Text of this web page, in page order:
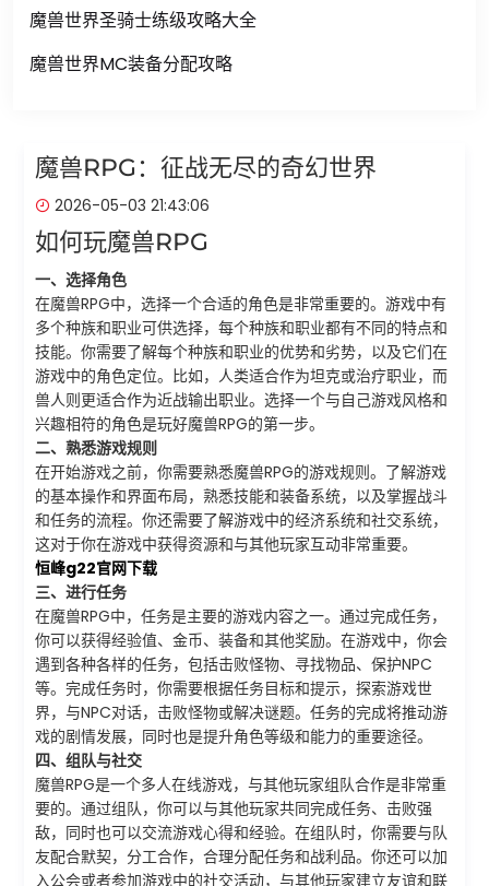
魔兽世界圣骑士练级攻略大全
魔兽世界MC装备分配攻略
魔兽RPG：征战无尽的奇幻世界
2026-05-03 21:43:06
如何玩魔兽RPG
一、选择角色
在魔兽RPG中，选择一个合适的角色是非常重要的。游戏中有
多个种族和职业可供选择，每个种族和职业都有不同的特点和
技能。你需要了解每个种族和职业的优势和劣势，以及它们在
游戏中的角色定位。比如，人类适合作为坦克或治疗职业，而
兽人则更适合作为近战输出职业。选择一个与自己游戏风格和
兴趣相符的角色是玩好魔兽RPG的第一步。
二、熟悉游戏规则
在开始游戏之前，你需要熟悉魔兽RPG的游戏规则。了解游戏
的基本操作和界面布局，熟悉技能和装备系统，以及掌握战斗
和任务的流程。你还需要了解游戏中的经济系统和社交系统，
这对于你在游戏中获得资源和与其他玩家互动非常重要。
恒峰g22官网下载
三、进行任务
在魔兽RPG中，任务是主要的游戏内容之一。通过完成任务，
你可以获得经验值、金币、装备和其他奖励。在游戏中，你会
遇到各种各样的任务，包括击败怪物、寻找物品、保护NPC
等。完成任务时，你需要根据任务目标和提示，探索游戏世
界，与NPC对话，击败怪物或解决谜题。任务的完成将推动游
戏的剧情发展，同时也是提升角色等级和能力的重要途径。
四、组队与社交
魔兽RPG是一个多人在线游戏，与其他玩家组队合作是非常重
要的。通过组队，你可以与其他玩家共同完成任务、击败强
敌，同时也可以交流游戏心得和经验。在组队时，你需要与队
友配合默契，分工合作，合理分配任务和战利品。你还可以加
入公会或者参加游戏中的社交活动，与其他玩家建立友谊和联